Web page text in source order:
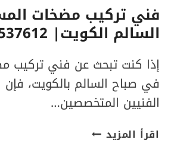
فني تركيب مضخات
السالم الكويت| 50537612
إذا كنت تبحث عن فني تركيب
في صباح السالم بالكويت، فإن
الفنيين المتخصصين…
اقرأ المزيد فني